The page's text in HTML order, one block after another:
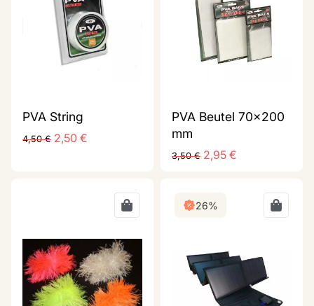
PVA String
4,50€ 2,50 €
PVA Beutel 70x200
mm
3,50€ 2,95 €
26%